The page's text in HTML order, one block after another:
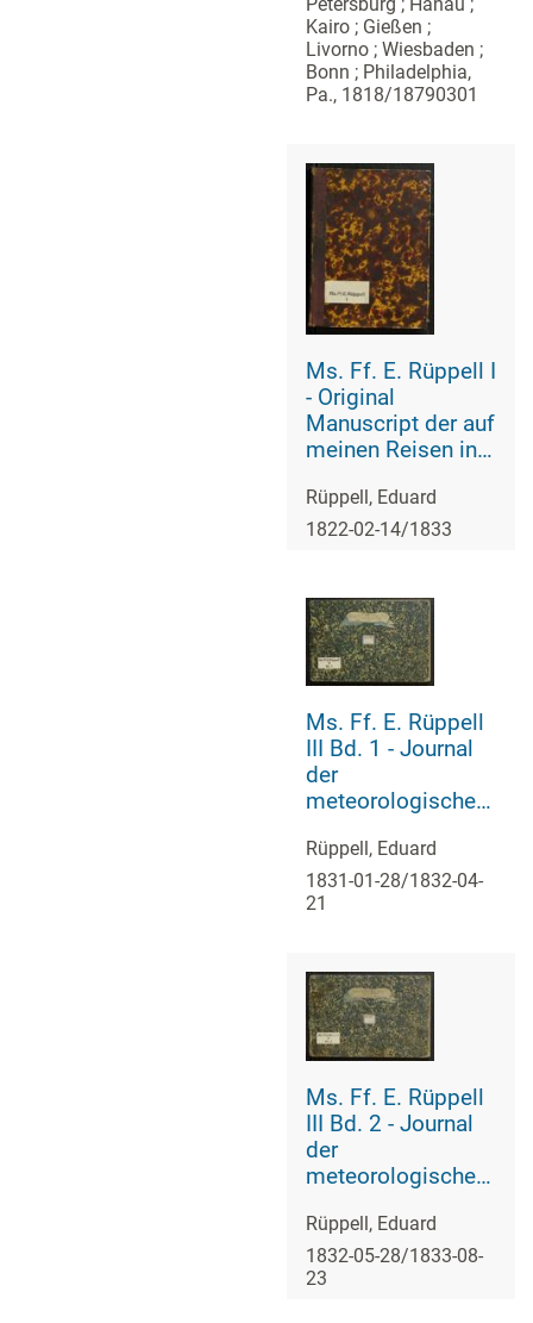
Verzeichnis
Petersburg ; Hanau ;
Kairo ; Gießen ;
Livorno ; Wiesbaden ;
Bonn ; Philadelphia,
Pa., 1818/18790301
Ms. Ff. E. Rüppell I
- Original
Manuscript der auf
meinen Reisen in
Jahren 1822 -
1827 gemachten
Sie sind
sämmtlich theils
in Zach's
astronomischer
Correspondenz,
theils in dem
Anhang zu meinen
Reisen in Nubien
pp. abgedruckt
Rüppell, Eduard
1822-02-14/1833
Ms. Ff. E. Rüppell
III Bd. 1 - Journal
der
meteorologischen
Rüppell, Eduard
1831-01-28/1832-04-
21
Ms. Ff. E. Rüppell
III Bd. 2 - Journal
der
meteorologischen
Rüppell, Eduard
1832-05-28/1833-08-
23